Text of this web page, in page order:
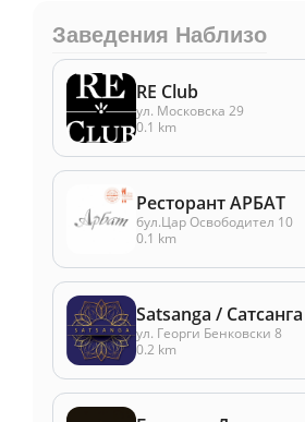
Заведения Наблизо
RE Club
ул. Московска 29
0.1 km
Ресторант АРБАТ
бул.Цар Освободител 10
0.1 km
Satsanga / Сатсанга
ул. Георги Бенковски 8
0.2 km